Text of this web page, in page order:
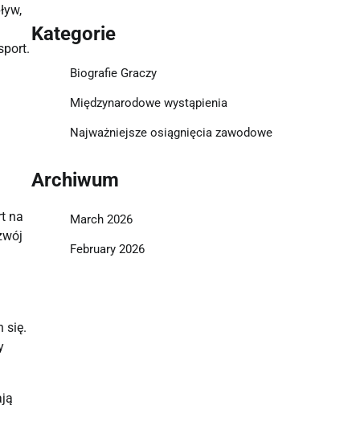
na
się.
Kategorie
Biografie Graczy
Międzynarodowe wystąpienia
Najważniejsze osiągnięcia zawodowe
Archiwum
March 2026
February 2026